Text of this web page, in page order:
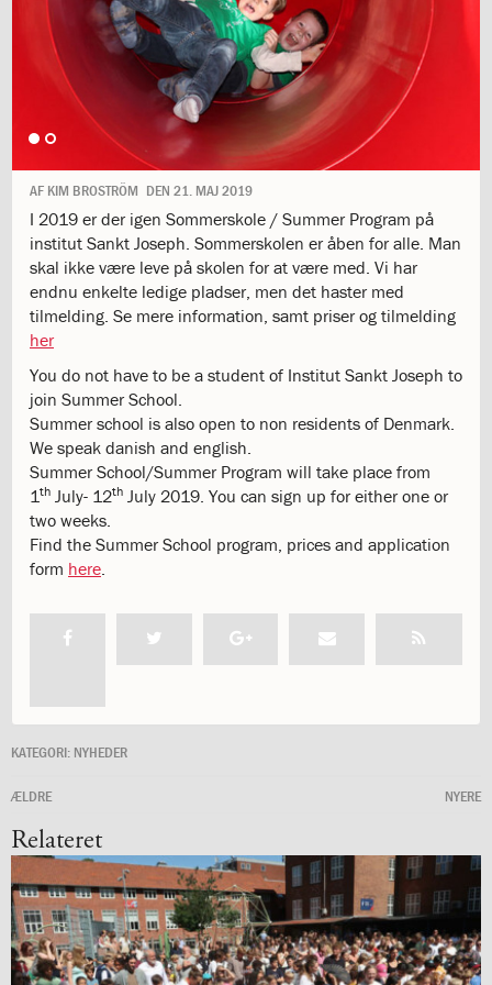
days
of
giving
1.12:
Let
it
Grow
1.13:
Move
it!
1.14:
Ucycle
We
cycle
Recycle
1.15:
Historie
Institut
Jeanne
d’Arc
1.17:
Markering
af
katastrofen
Bestyrelsen
1.21:
Forældrerådet
1.22:
Forældrerådet
og
folkestyre
1.26:
Jobopslag
1.27:
Optagelse
1.28:
Et
trygt
AF KIM BROSTRÖM DEN 21. MAJ 2019
I 2019 er der igen Sommerskole / Summer Program på
institut Sankt Joseph. Sommerskolen er åben for alle. Man
skal ikke være leve på skolen for at være med. Vi har
endnu enkelte ledige pladser, men det haster med
tilmelding. Se mere information, samt priser og tilmelding
her
You do not have to be a student of Institut Sankt Joseph to
join Summer School.
Summer school is also open to non residents of Denmark.
We speak danish and english.
Summer School/Summer Program will take place from
1th July- 12th July 2019. You can sign up for either one or
two weeks.
Find the Summer School program, prices and application
form here.
KATEGORI: NYHEDER
ÆLDRE NYERE
Relateret